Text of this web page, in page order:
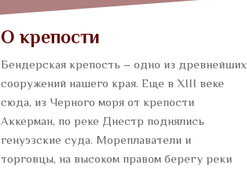
О крепости
Бендерская крепость – одно из древнейших
сооружений нашего края. Еще в ХIII веке
сюда, из Черного моря от крепости
Аккерман, по реке Днестр поднялись
генуэзские суда. Мореплаватели и
торговцы, на высоком правом берегу реки